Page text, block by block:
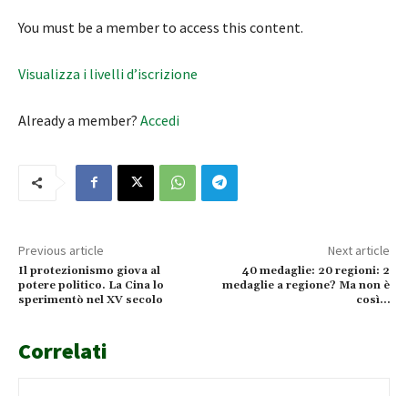
You must be a member to access this content.
Visualizza i livelli d’iscrizione
Already a member? Accedi
Previous article
Il protezionismo giova al
potere politico. La Cina lo
sperimentò nel XV secolo
Next article
40 medaglie: 20 regioni: 2
medaglie a regione? Ma non è
così…
Correlati